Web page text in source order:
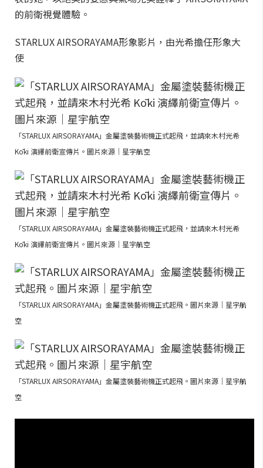
的前衛視覺體驗。
STARLUX AIRSORAYAMA形象影片，由光希擔任形象大
使
「STARLUX AIRSORAYAMA」金屬塗裝藝術機正式起飛，並請來木村光希
Kōki 演繹前衛宣傳片。圖片來源｜星宇航空
「STARLUX AIRSORAYAMA」金屬塗裝藝術機正式起飛，並請來木村光希
Kōki 演繹前衛宣傳片。圖片來源｜星宇航空
「STARLUX AIRSORAYAMA」金屬塗裝藝術機正式起飛。圖片來源｜星宇航
空
「STARLUX AIRSORAYAMA」金屬塗裝藝術機正式起飛。圖片來源｜星宇航
空